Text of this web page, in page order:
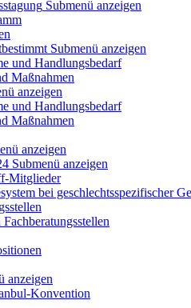
Submenü anzeigen
Submenü anzeigen
und Handlungsbedarf
Maßnahmen
anzeigen
und Handlungsbedarf
Maßnahmen
anzeigen
Submenü anzeigen
Mitglieder
bei geschlechtsspezifischer
anzeigen
Konvention